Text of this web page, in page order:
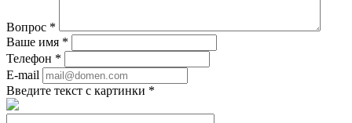
Вопрос *
Ваше имя *
Телефон *
E-mail
Введите текст с картинки *